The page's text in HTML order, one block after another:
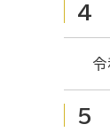
4
令
5